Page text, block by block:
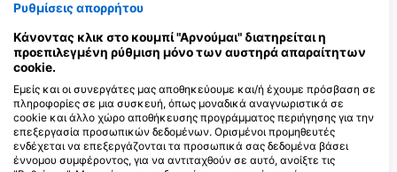
Aquanautic Elba
Loc. Morcone 33, 57031 Capoliveri,
SPORTING CLUB CAVO DIVING
Salita Cavo I n.14, 57038
Rio, LI - ΙΤΑΛΙΑ
Ρυθμίσεις απορρήτου
Κάνοντας κλικ στο κουμπί "Αρνούμαι" διατηρείται η
προεπιλεγμένη ρύθμιση μόνο των αυστηρά απαραίτητων
cookie.
Εμείς και οι συνεργάτες μας αποθηκεύουμε και/ή έχουμε πρόσβαση σε
πληροφορίες σε μια συσκευή, όπως μοναδικά αναγνωριστικά σε
cookie και άλλο χώρο αποθήκευσης προγράμματος περιήγησης για την
επεξεργασία προσωπικών δεδομένων. Ορισμένοι προμηθευτές
ενδέχεται να επεξεργάζονται τα προσωπικά σας δεδομένα βάσει
έννομου συμφέροντος, για να αντιταχθούν σε αυτό, ανοίξτε τις